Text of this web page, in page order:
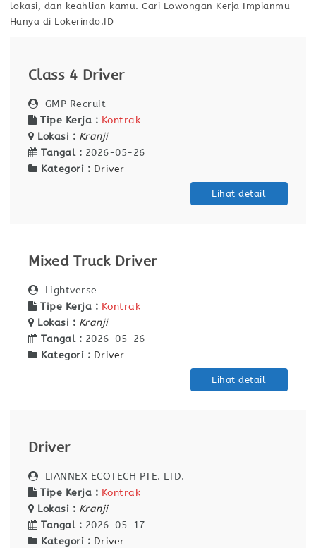
lokasi, dan keahlian kamu. Cari Lowongan Kerja Impianmu
Hanya di Lokerindo.ID
Class 4 Driver
GMP Recruit
Tipe Kerja : Kontrak
Lokasi : Kranji
Tangal : 2026-05-26
Kategori : Driver
Lihat detail
Mixed Truck Driver
Lightverse
Tipe Kerja : Kontrak
Lokasi : Kranji
Tangal : 2026-05-26
Kategori : Driver
Lihat detail
Driver
LIANNEX ECOTECH PTE. LTD.
Tipe Kerja : Kontrak
Lokasi : Kranji
Tangal : 2026-05-17
Kategori : Driver